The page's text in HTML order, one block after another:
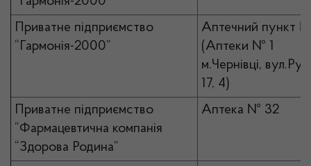
Приватне підприємство
“Гармонія-2000”
Аптечний пункт
(Аптеки № 1
м.Чернівці,
17, 4)
Приватне підприємство
“Фармацевтична компанія
“Здорова Родина”
Аптека № 32